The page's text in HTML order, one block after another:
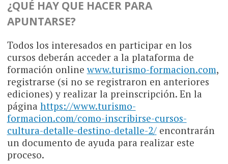
¿QUÉ HAY QUE HACER PARA
APUNTARSE?
Todos los interesados en participar en los
cursos deberán acceder a la plataforma de
formación onlinewww.turismo-formacion.com,
registrarse (si no se registraron en anteriores
ediciones) y realizar la preinscripción. En la
página https://www.turismo-
formacion.com/como-inscribirse-cursos-
cultura-detalle-destino-detalle-2/encontrarán
un documento de ayuda para realizar este
proceso.